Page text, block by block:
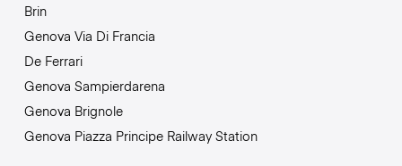
Brin
Genova Via Di Francia
De Ferrari
Genova Sampierdarena
Genova Brignole
Genova Piazza Principe Railway Station